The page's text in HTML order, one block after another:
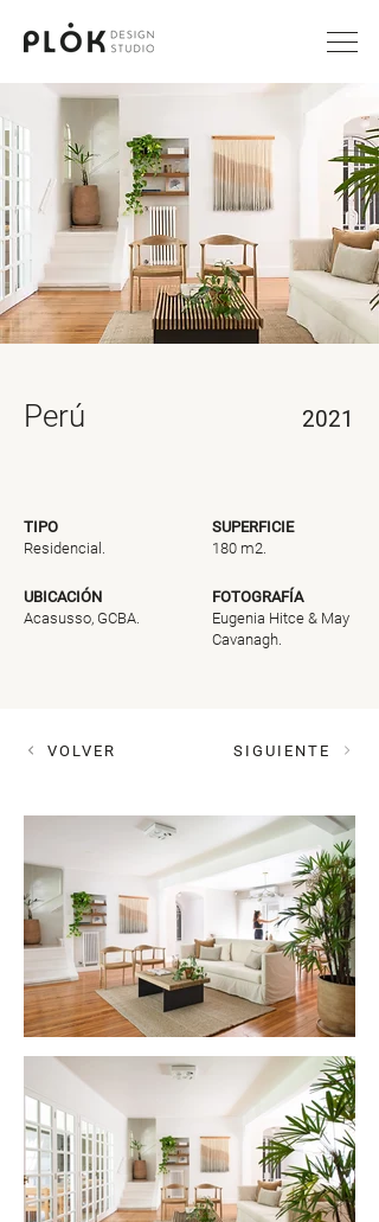
Perú 2021
TIPO
Residencial.
UBICACIÓN
Acasusso, GCBA.
SUPERFICIE
180 m2.
FOTOGRAFÍA
Eugenia Hitce & May
Cavanagh.
VOLVER SIGUIENTE